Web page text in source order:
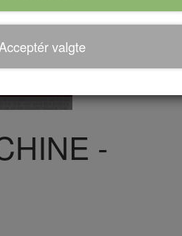
-
Acceptér valgte